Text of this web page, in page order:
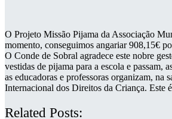
O Projeto Missão Pijama da Associação
momento, conseguimos angariar 908,15€
O Conde de Sobral agradece este nobre
vestidas de pijama para a escola e passam,
as educadoras e professoras organizam,
Internacional dos Direitos da Criança. Este
Related Posts: